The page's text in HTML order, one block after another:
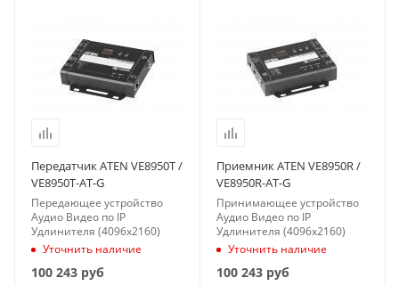
Передатчик ATEN VE8950T /
VE8950T-AT-G
Передающее устройство
Аудио Видео по IP
Удлинителя (4096x2160)
Уточнить наличие
100 243 руб
Приемник ATEN VE8950R /
VE8950R-AT-G
Принимающее устройство
Аудио Видео по IP
Удлинителя (4096x2160)
Уточнить наличие
100 243 руб